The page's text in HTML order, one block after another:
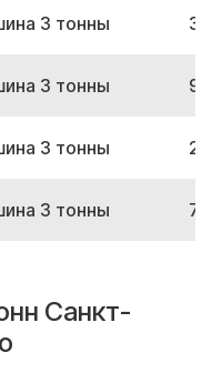
3 тонны
3 тонны
3 тонны
3 тонны
Санкт-